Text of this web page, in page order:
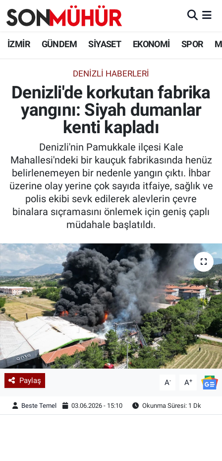
İZMİR GÜNDEM SİYASET EKONOMİ SPOR
DENİZLİ HABERLERİ
Denizli'de korkutan fabrika
yangını: Siyah dumanlar
kenti kapladı
Denizli'nin Pamukkale ilçesi Kale
Mahallesi'ndeki bir kauçuk fabrikasında henüz
belirlenemeyen bir nedenle yangın çıktı. İhbar
üzerine olay yerine çok sayıda itfaiye, sağlık ve
polis ekibi sevk edilerek alevlerin çevre
binalara sıçramasını önlemek için geniş çaplı
müdahale başlatıldı.
Paylaş A- A+
Beste Temel 03.06.2026 - 15:10 Okunma Süresi: 1 Dk
İzmir Nöbetçi Eczaneler
İzmir Namaz Vakitleri
İzmir Trafik Yoğunluk Haritası
Süper Lig Puan Durumu ve Fikstür
Tüm Manşetler
Son Dakika Haberleri
Haber Arşivi